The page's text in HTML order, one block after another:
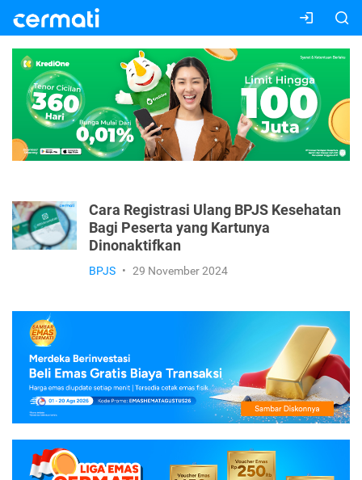
Cara Registrasi Ulang BPJS Kesehatan
Bagi Peserta yang Kartunya
Dinonaktifkan
BPJS • 29 November 2024